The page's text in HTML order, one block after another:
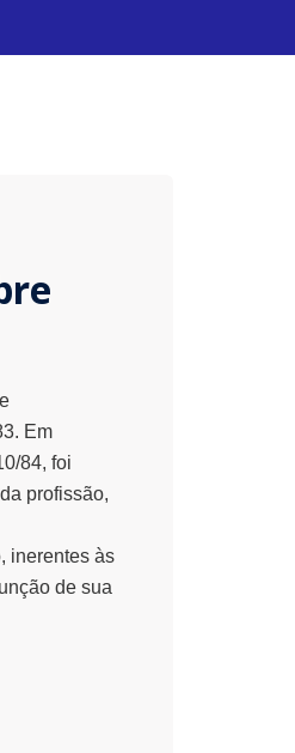
Em
84, foi
profissão,
inerentes às
de sua